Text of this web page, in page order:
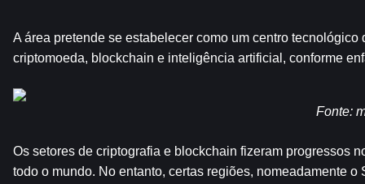
A área pretende se estabelecer como um centro
criptomoeda, blockchain e inteligência artificial, conforme
Fonte:
Os setores de criptografia e blockchain fizeram progressos
todo o mundo. No entanto, certas regiões, nomeadamente